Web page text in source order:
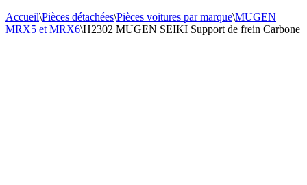
Accueil\Pièces détachées\Pièces voitures par marque\MUGEN
MRX5 et MRX6\H2302 MUGEN SEIKI Support de frein Carbone